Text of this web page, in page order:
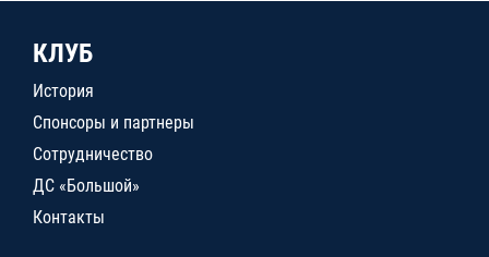
КЛУБ
История
Спонсоры и партнеры
Сотрудничество
ДС «Большой»
Контакты